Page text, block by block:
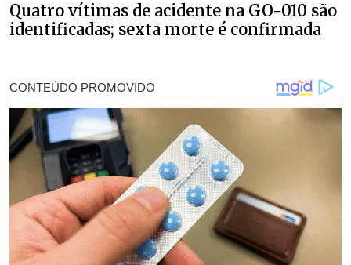
Quatro vítimas de acidente na GO-010 são
identificadas; sexta morte é confirmada